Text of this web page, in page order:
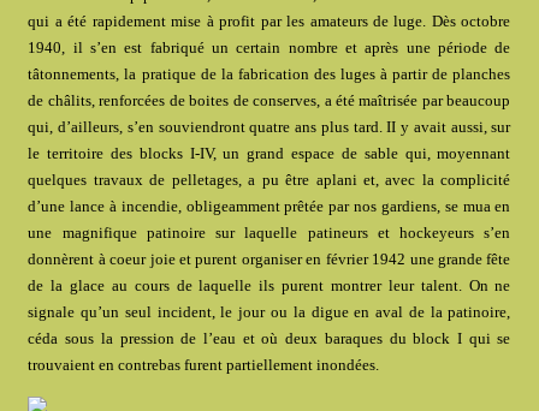
qui a été rapidement mise à profit par les amateurs de luge. Dès octobre
1940, il s’en est fabriqué un certain nombre et après une période de
tâtonnements, la pratique de la fabrication des luges à partir de planches
de châlits, renforcées de boites de conserves, a été maîtrisée par beaucoup
qui, d’ailleurs, s’en souviendront quatre ans plus tard. II y avait aussi, sur
le territoire des blocks I-IV, un grand espace de sable qui, moyennant
quelques travaux de pelletages, a pu être aplani et, avec la complicité
d’une lance à incendie, obligeamment prêtée par nos gardiens, se mua en
une magnifique patinoire sur laquelle patineurs et hockeyeurs s’en
donnèrent à coeur joie et purent organiser en février 1942 une grande fête
de la glace au cours de laquelle ils purent montrer leur talent. On ne
signale qu’un seul incident, le jour ou la digue en aval de la patinoire,
céda sous la pression de l’eau et où deux baraques du block I qui se
trouvaient en contrebas furent partiellement inondées.